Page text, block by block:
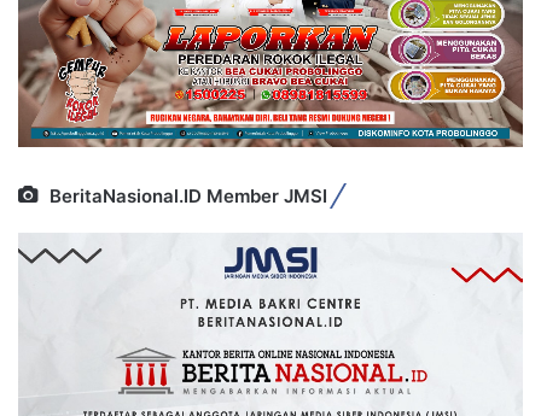
BeritaNasional.ID Member JMSI